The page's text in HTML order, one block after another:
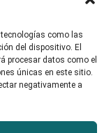
como las
del dispositivo. El
procesar datos como el
únicas en este sitio.
negativamente a